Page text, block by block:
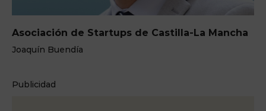
Asociación de Startups de Castilla-La Mancha
Joaquín Buendía
Publicidad